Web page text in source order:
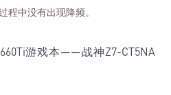
程中没有出现降频。